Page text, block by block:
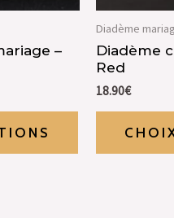
–
Diadème
Diadème
Red
18.90€